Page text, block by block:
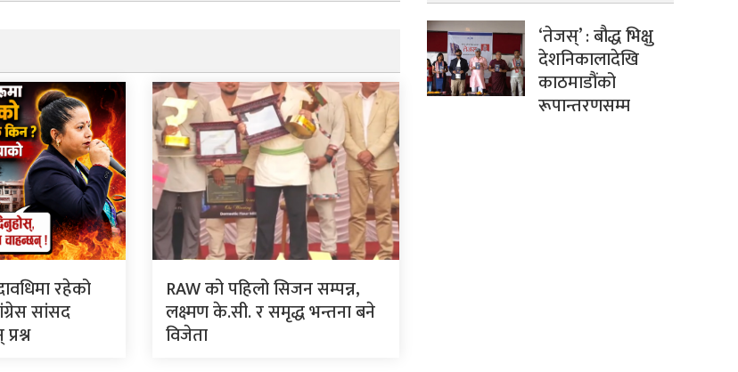
रहेको
सांसद
RAW को पहिलो सिजन सम्पन्न,
लक्ष्मण के.सी. र समृद्ध भन्तना बने
विजेता
‘तेजस्’ : बौद्ध भिक्षु
देशनिकालादेखि
काठमाडौंको
रूपान्तरणसम्म